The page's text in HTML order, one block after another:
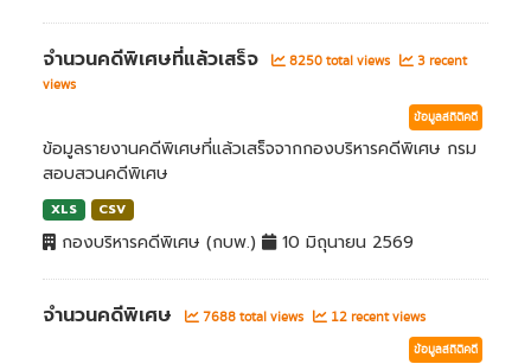
จำนวนคดีพิเศษที่แล้วเสร็จ 8250 total views
3 recent
views
ข้อมูลสถิติคดี
ข้อมูลรายงานคดีพิเศษที่แล้วเสร็จจากกองบริหารคดีพิเศษ กรม
สอบสวนคดีพิเศษ
XLS CSV
กองบริหารคดีพิเศษ (กบพ.) 10 มิถุนายน 2569
จำนวนคดีพิเศษ 7688 total views 12 recent views
ข้อมูลสถิติคดี